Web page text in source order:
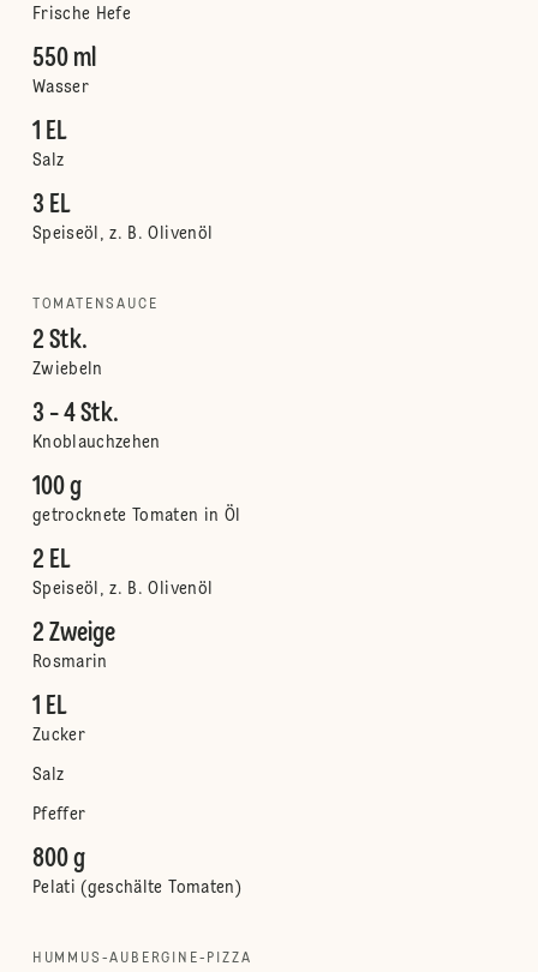
Frische Hefe
550 ml
Wasser
1 EL
Salz
3 EL
Speiseöl, z. B. Olivenöl
TOMATENSAUCE
2 Stk.
Zwiebeln
3 - 4 Stk.
Knoblauchzehen
100 g
getrocknete Tomaten in Öl
2 EL
Speiseöl, z. B. Olivenöl
2 Zweige
Rosmarin
1 EL
Zucker
Salz
Pfeffer
800 g
Pelati (geschälte Tomaten)
HUMMUS-AUBERGINE-PIZZA